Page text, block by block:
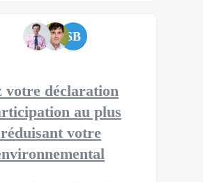
SB
votre déclaration
au plus
votre